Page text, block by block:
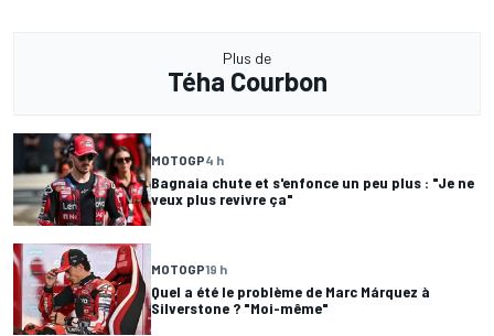
Plus de
Téha Courbon
MOTOGP4 h
Bagnaia chute et s'enfonce un peu plus : "Je ne
veux plus revivre ça"
MOTOGP19 h
Quel a été le problème de Marc Márquez à
Silverstone ? "Moi-même"